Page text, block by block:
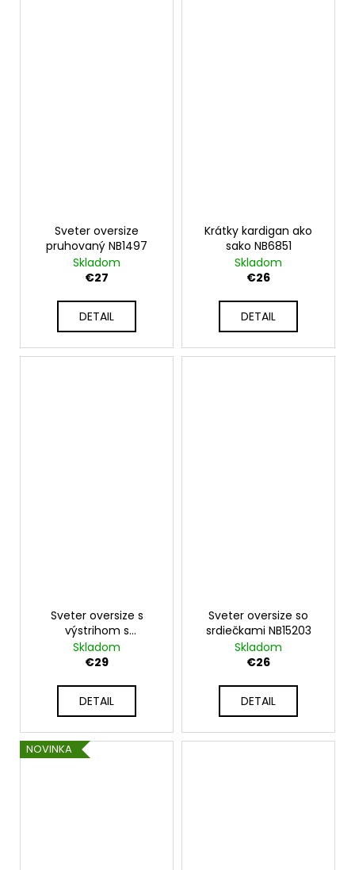
Sveter oversize
pruhovaný NB1497
Skladom
€27
DETAIL
Krátky kardigan ako
sako NB6851
Skladom
€26
DETAIL
Sveter oversize s
výstrihom s
perleťovou niťou
NB82227
Skladom
€29
DETAIL
Sveter oversize so
srdiečkami NB15203
Skladom
€26
DETAIL
NOVINKA